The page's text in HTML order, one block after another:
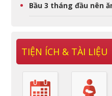
Bầu 3 tháng đầu nên
TIỆN ÍCH & TÀI LIỆU